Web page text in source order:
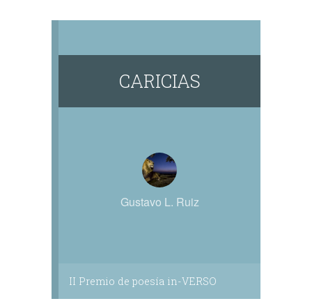
CARICIAS
Gustavo L. Ruiz
II Premio de poesía in-VERSO